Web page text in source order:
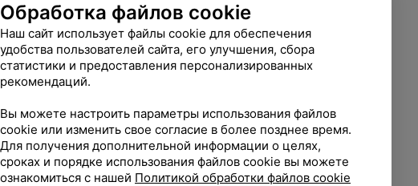
ул. Богдановича, 138
Рекомендую
клинике «Хвостатый нянь» за
Делали здесь стерилизацию и
молочные ...
ул. Богдановича, 138
Обработка файлов cookie
Наш сайт использует файлы cookie для обеспечения
удобства пользователей сайта, его улучшения, сбора
статистики и предоставления персонализированных
рекомендаций.
Вы можете настроить параметры использования файлов
cookie или изменить свое согласие в более позднее время.
Для получения дополнительной информации о целях,
сроках и порядке использования файлов cookie вы можете
ознакомиться с нашей Политикой обработки файлов cookie